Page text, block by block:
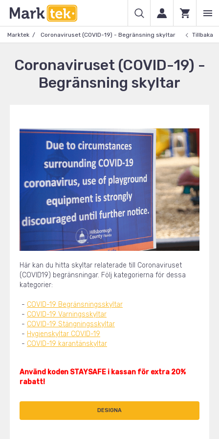
Marktek Coronaviruset (COVID-19) - Begränsning skyltar Tillbaka
Coronaviruset (COVID-19) -
Begränsning skyltar
Här kan du hitta skyltar relaterade till Coronaviruset
(COVID19) begränsningar. Följ kategorierna för dessa
kategorier:
- COVID-19 Begränsningsskyltar
- COVID-19 Varningsskyltar
- COVID-19 Stängningsskyltar
- Hygienskyltar COVID-19
- COVID-19 karantänskyltar
Använd koden STAYSAFE i kassan för extra 20%
rabatt!
DESIGNA